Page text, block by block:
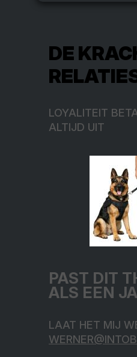
DE
LOYALITEIT
ALTIJD UIT
PAST DIT
ALS EEN
LAAT HET MIJ